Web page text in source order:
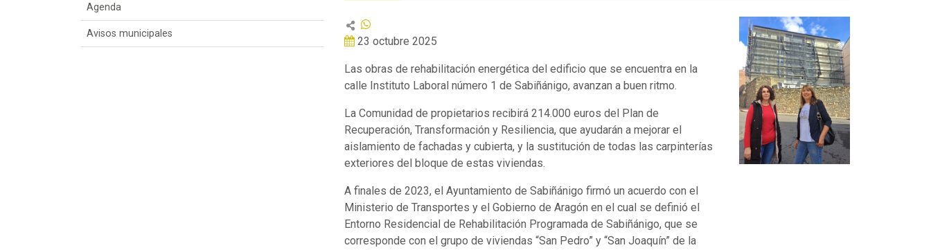
Agenda
Avisos municipales
23 octubre 2025
Las obras de rehabilitación energética del edificio que se encuentra en la
calle Instituto Laboral número 1 de Sabiñánigo, avanzan a buen ritmo.
La Comunidad de propietarios recibirá 214.000 euros del Plan de
Recuperación, Transformación y Resiliencia, que ayudarán a mejorar el
aislamiento de fachadas y cubierta, y la sustitución de todas las carpinterías
exteriores del bloque de estas viviendas.
A finales de 2023, el Ayuntamiento de Sabiñánigo firmó un acuerdo con el
Ministerio de Transportes y el Gobierno de Aragón en el cual se definió el
Entorno Residencial de Rehabilitación Programada de Sabiñánigo, que se
corresponde con el grupo de viviendas “San Pedro” y “San Joaquín” de la